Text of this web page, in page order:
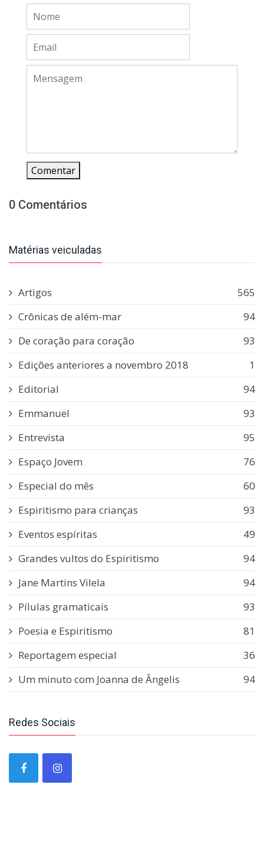
Comentar
0 Comentários
Matérias veiculadas
Artigos
565
Crônicas de além-mar
94
De coração para coração
93
Edições anteriores a novembro 2018
1
Editorial
94
Emmanuel
93
Entrevista
95
Espaço Jovem
76
Especial do mês
60
Espiritismo para crianças
93
Eventos espíritas
49
Grandes vultos do Espiritismo
94
Jane Martins Vilela
94
Pílulas gramaticais
93
Poesia e Espiritismo
81
Reportagem especial
36
Um minuto com Joanna de Ângelis
94
Redes Sociais